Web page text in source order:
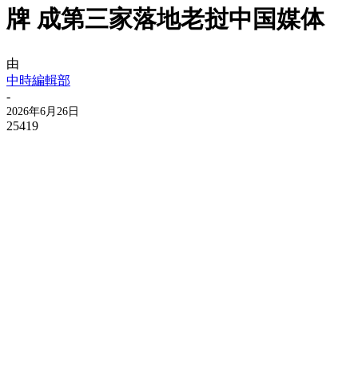
牌 成第三家落地老挝中国媒体
由
中時編輯部
-
2026年6月26日
25419